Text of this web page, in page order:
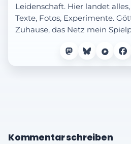
Leidenschaft. Hier landet
Texte, Fotos, Experimente.
Zuhause, das Netz mein
Kommentar schreiben